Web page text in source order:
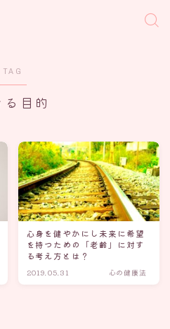
TAG
る目的
心身を健やかにし未来に希望
を持つための「老齢」に対す
る考え方とは？
2019.05.31 心の健康法